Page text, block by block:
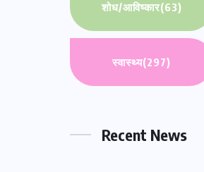
शोध/आविष्कार(63)
स्वास्थ्य(297)
Recent News